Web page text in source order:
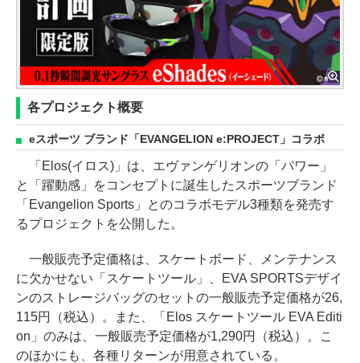
各プロジェクト概要
eスポーツ ブランド「EVANGELION e:PROJECT」コラボ
「Elos(イロス)」は、エヴァンゲリオンの「パワー」
と「躍動感」をコンセプトに誕生したスポーツブランド
「Evangelion Sports」とのコラボモデル3種類を発売す
るプロジェクトを公開した。
一般販売予定価格は、スケートボード、メンテナンス
に欠かせない「スケートツール」、EVA SPORTSデザイ
ンのストレージバッグのセットの一般販売予定価格が26,
115円（税込）。また、「Elos スケートツール EVA Editi
on」のみは、一般販売予定価格が1,290円（税込）。こ
のほかにも、各種リターンが用意されている。